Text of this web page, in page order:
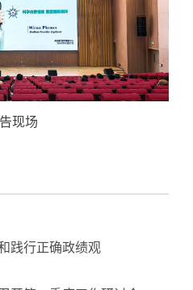
现场
践行正确政绩观